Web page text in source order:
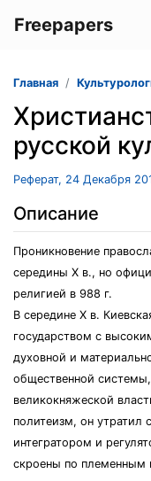
Freepapers
Главная
русской
Реферат, 24 Декабря
Описание
Проникновение
середины X в., но
религией в 988 г.
В середине X в.
государством с
духовной и
общественной
великокняжеской
политеизм, он утратил
интегратором и
скроены по племенным